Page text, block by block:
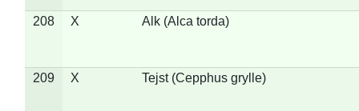
208 X Alk (Alca torda)
209 X Tejst (Cepphus grylle)